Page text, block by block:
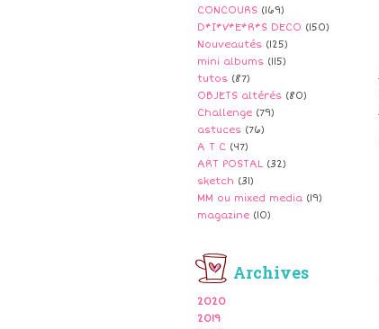
CONCOURS (169)
D*I*V*E*R*S DECO (150)
Nouveautés (125)
mini albums (115)
tutos (87)
OBJETS altérés (80)
Challenge (79)
astuces (76)
A T C (47)
ART POSTAL (32)
sketch (31)
MM ou mixed media (19)
magazine (10)
Archives
2020
2019